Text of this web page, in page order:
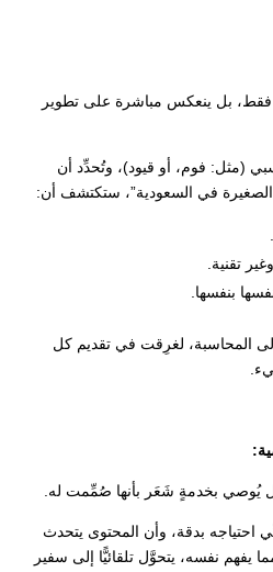
فقط، بل ينعكس مباشرة على تطوير
(مثل: فوم، أو قيود)، وتُحدِّد أن
في السعودية”، ستكتشف أن:
تقنية.
بنفسها.
المحاسبة، لغرِقت في تقديم كل
يُوصي بخدمةٍ شَعَر بأنها صُمِّمت له.
احتياجه بدقة، وأن المحتوى يتحدث
يفهم نفسه، يتحوَّل تلقائيًّا إلى سفير